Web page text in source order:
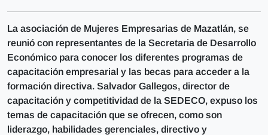
La asociación de Mujeres Empresarias de Mazatlán, se
reunió con representantes de la Secretaria de Desarrollo
Económico para conocer los diferentes programas de
capacitación empresarial y las becas para acceder a la
formación directiva. Salvador Gallegos, director de
capacitación y competitividad de la SEDECO, expuso los
temas de capacitación que se ofrecen, como son
liderazgo, habilidades gerenciales, directivo y